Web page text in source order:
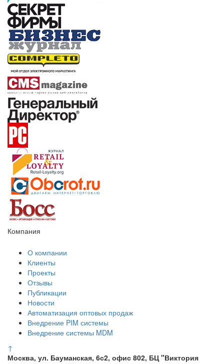
Компания
О компании
Клиенты
Проекты
Отзывы
Публикации
Новости
Автоматизация оптовых продаж
Внедрение PIM системы
Внедрение системы MDM
↑
Москва, ул. Бауманская, 6с2, офис 802, БЦ "Виктория